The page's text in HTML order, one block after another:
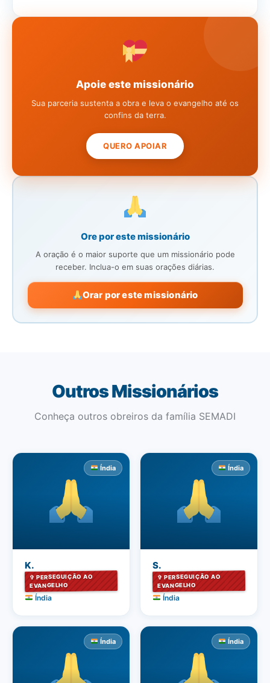
Apoie este missionário
Sua parceria sustenta a obra e leva o evangelho até os
confins da terra.
QUERO APOIAR
Ore por este missionário
A oração é o maior suporte que um missionário pode
receber. Inclua-o em suas orações diárias.
Orar por este missionário
Outros Missionários
Conheça outros obreiros da família SEMADI
Índia
K.
✞ PERSEGUIÇÃO AO
EVANGELHO
Índia
Índia
S.
✞ PERSEGUIÇÃO AO
EVANGELHO
Índia
Índia Índia